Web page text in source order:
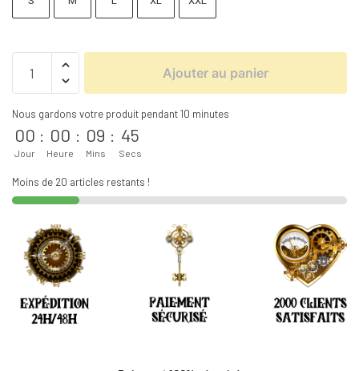
Ajouter au panier
Nous gardons votre produit pendant 10 minutes
00
Jour
: 00
Heure
: 09
Mins
: 45
Secs
Moins de 20 articles restants !